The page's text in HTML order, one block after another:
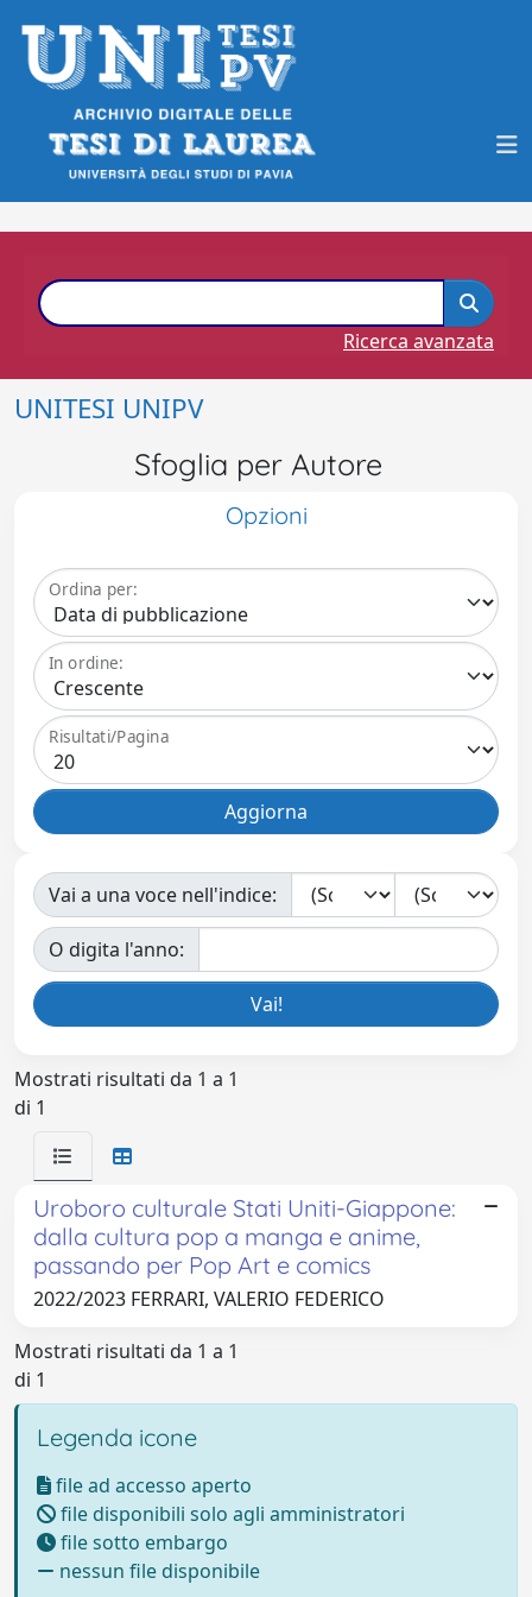
Ricerca avanzata
UNITESI UNIPV
Sfoglia per Autore
Opzioni
Ordina per:
In ordine:
Risultati/Pagina
Vai a una voce nell'indice:
O digita l'anno:
Mostrati risultati da 1 a 1
di 1
Uroboro culturale Stati Uniti-Giappone:
dalla cultura pop a manga e anime,
passando per Pop Art e comics
2022/2023 FERRARI, VALERIO FEDERICO
Mostrati risultati da 1 a 1
di 1
Legenda icone
file ad accesso aperto
file disponibili solo agli amministratori
file sotto embargo
nessun file disponibile